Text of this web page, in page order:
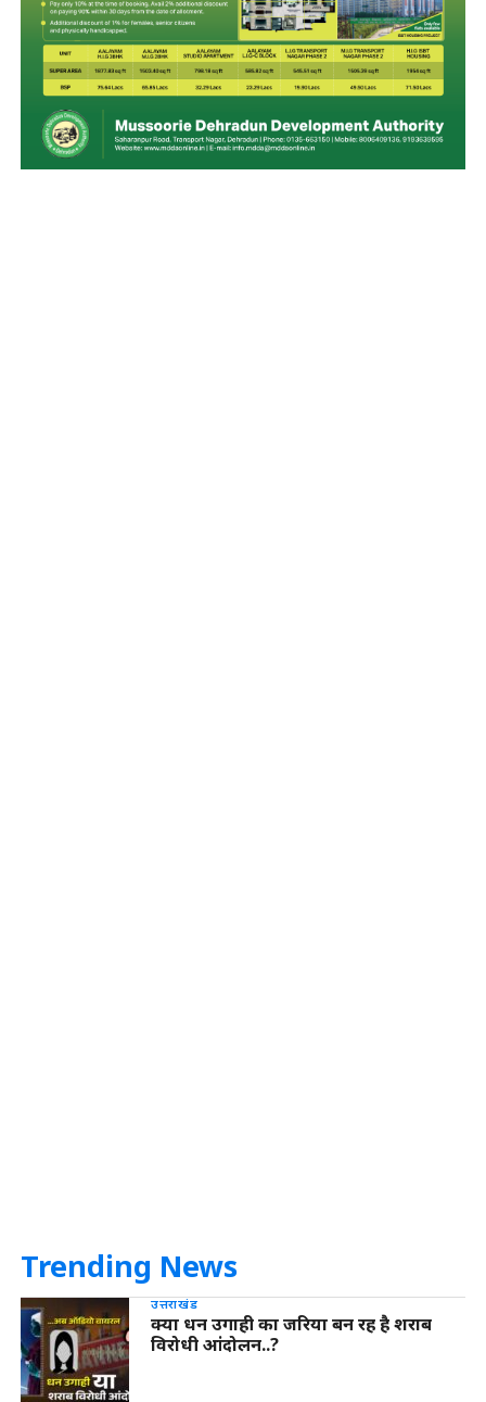
Trending News
उत्तराखंड
क्या धन उगाही का जरिया बन रह है शराब
विरोधी आंदोलन..?